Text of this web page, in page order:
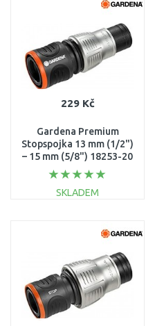
229 Kč
Gardena Premium
Stopspojka 13 mm (1/2")
– 15 mm (5/8") 18253-20
SKLADEM